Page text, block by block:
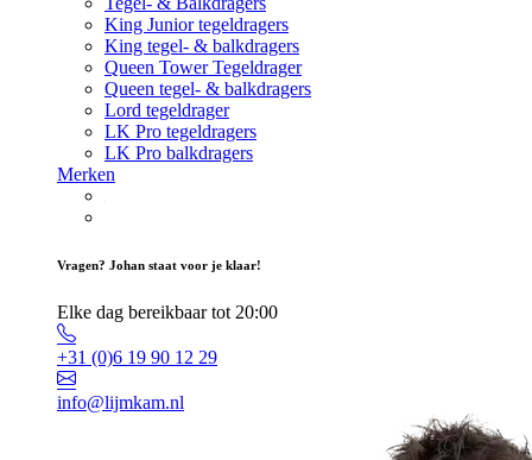
King Junior tegeldragers
King tegel- & balkdragers
Queen Tower Tegeldrager
Queen tegel- & balkdragers
Lord tegeldrager
LK Pro tegeldragers
LK Pro balkdragers
Merken
Vragen? Johan staat voor je klaar!
Elke dag bereikbaar tot 20:00
+31 (0)6 19 90 12 29
info@lijmkam.nl